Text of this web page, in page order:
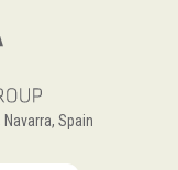
Spain